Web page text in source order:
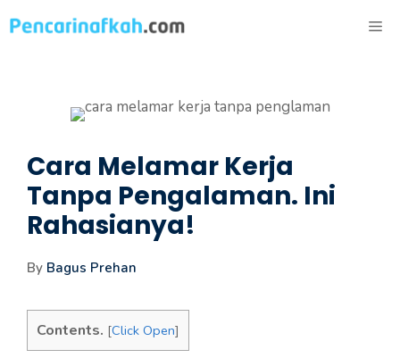
ke
Cara Melamar Kerja
Tanpa Pengalaman. Ini
Rahasianya!
By Bagus Prehan
Contents. [Click Open]